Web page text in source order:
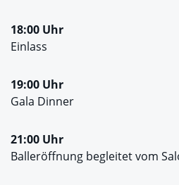
18:00 Uhr
Einlass
19:00 Uhr
Gala Dinner
21:00 Uhr
Balleröffnung begleitet vom